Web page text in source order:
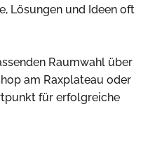
Lösungen und Ideen oft
Raumwahl über
am Raxplateau oder
für erfolgreiche